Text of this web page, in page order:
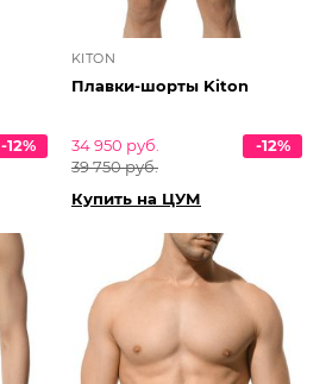
-12%
KITON
Плавки-шорты Kiton
34 950 руб.
39 750 руб.
-12%
Купить на ЦУМ